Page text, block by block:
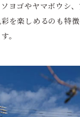
ヨゴやヤマボウシ
を楽しめるのも特
。